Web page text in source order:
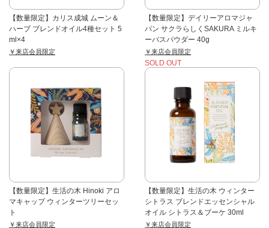
【数量限定】カリス成城 ムーン＆
ハーブ ブレンドオイル4種セット 5
ml×4
￥来店会員限定
【数量限定】デイリーアロマジャ
パン サクラらしくSAKURA ミルキ
ーバスパウダー 40g
￥来店会員限定
SOLD OUT
【数量限定】生活の木 Hinoki アロ
マキャップ ウィンターツリーセッ
ト
￥来店会員限定
【数量限定】生活の木 ウィンター
シトラス ブレンドエッセンシャル
オイル シトラス＆ブーケ 30ml
￥来店会員限定